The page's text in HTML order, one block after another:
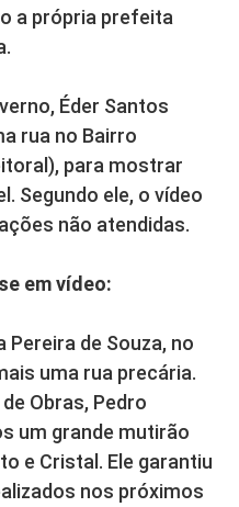
a própria prefeita
Éder Santos
rua no Bairro
para mostrar
Segundo ele, o vídeo
não atendidas.
em vídeo:
Pereira de Souza, no
uma rua precária.
Obras, Pedro
um grande mutirão
e Cristal. Ele garantiu
nos próximos